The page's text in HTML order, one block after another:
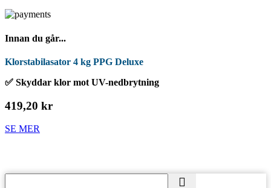
Innan du går...
Klorstabilasator 4 kg PPG Deluxe
✅ Skyddar klor mot UV-nedbrytning
419,20 kr
SE MER